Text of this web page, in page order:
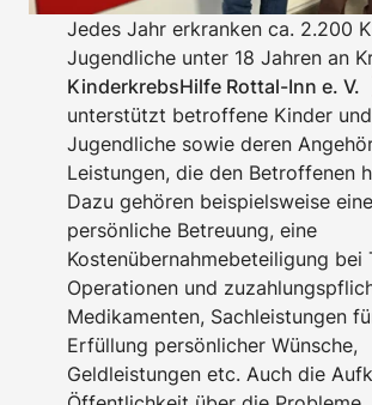
Jedes Jahr erkranken ca. 2.200
Jugendliche unter 18 Jahren an
KinderkrebsHilfe Rottal-Inn e. V.
unterstützt betroffene Kinder und
Jugendliche sowie deren
Leistungen, die den Betroffenen
Dazu gehören beispielsweise eine
persönliche Betreuung, eine
Kostenübernahmebeteiligung bei
Operationen und
Medikamenten, Sachleistungen
Erfüllung persönlicher Wünsche,
Geldleistungen etc. Auch die